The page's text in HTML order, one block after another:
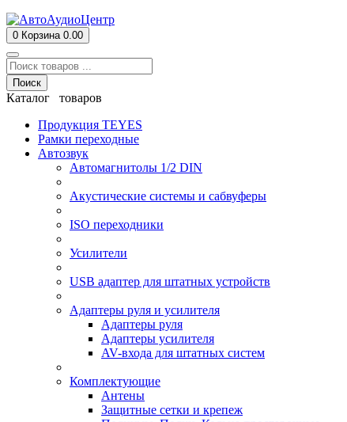
0 Корзина 0.00
Поиск
Каталог товаров
Продукция TEYES
Рамки переходные
Автозвук
Автомагнитолы 1/2 DIN
Акустические системы и сабвуферы
ISO переходники
Усилители
USB адаптер для штатных устройств
Адаптеры руля и усилителя
Адаптеры руля
Адаптеры усилителя
AV-входа для штатных систем
Комплектующие
Антены
Защитные сетки и крепеж